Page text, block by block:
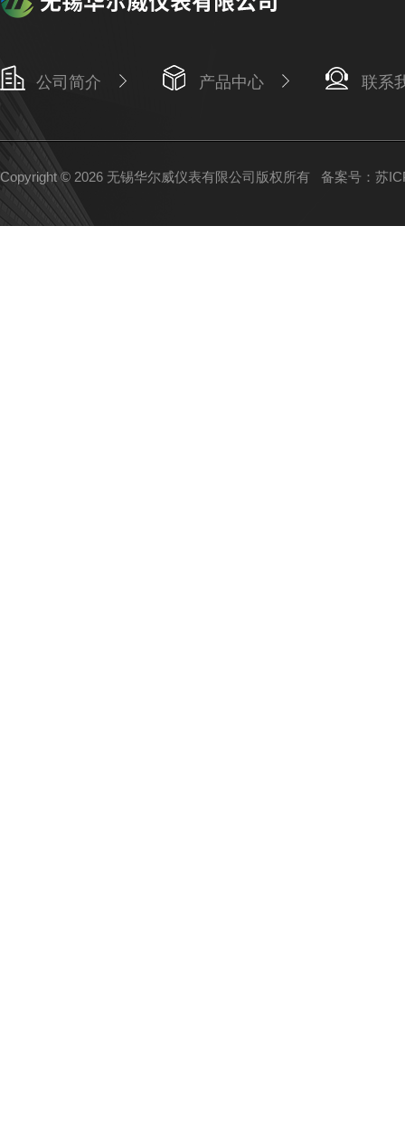
公司简介 产品中心 联系
Copyright © 2026 无锡华尔威仪表有限公司版权所有 备案号：苏